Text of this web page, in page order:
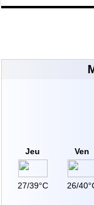
Jeu
27/39°C
Ven
26/